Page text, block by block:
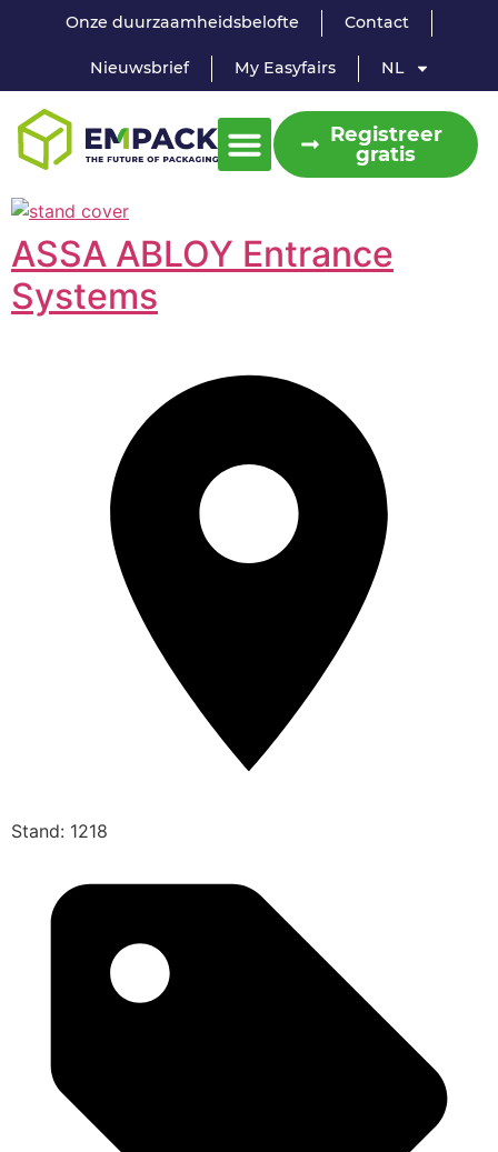
Onze duurzaamheidsbelofte Contact
Nieuwsbrief My Easyfairs NL
Registreer
gratis
ASSA ABLOY Entrance
Systems
Stand: 1218